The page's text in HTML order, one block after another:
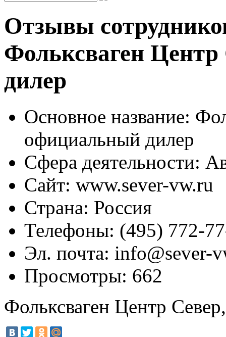
Отзывы
Фольксваген
дилер
Основное название:
официальный дилер
Сфера деятельности:
Сайт: www.sever-vw.ru
Страна: Россия
Телефоны: (495) 772-
Эл. почта: info@sever-
Просмотры: 662
Фольксваген Центр